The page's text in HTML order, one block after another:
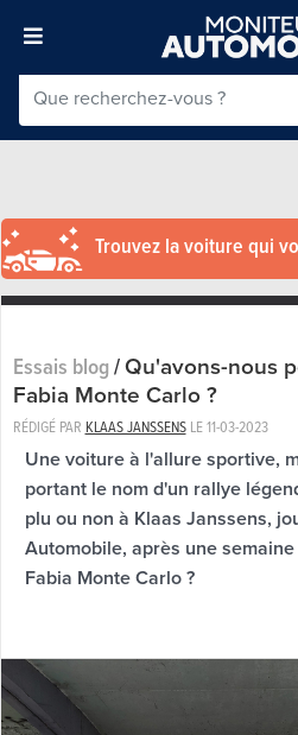
Trouvez la voiture qui
Essais blog/Qu'avons-nous
Fabia Monte Carlo ?
RÉDIGÉ PAR KLAAS JANSSENSLE11-03-2023
Une voiture à l'allure sportive,
portant le nom d'un rallye
plu ou non à Klaas Janssens,
Automobile, après une
Fabia Monte Carlo ?